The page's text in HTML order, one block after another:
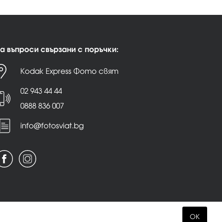
въпроси свързани с поръчки:
Kodak Express Фото свят
02 943 44 44
0888 836 007
info@fotosviat.bg
OK